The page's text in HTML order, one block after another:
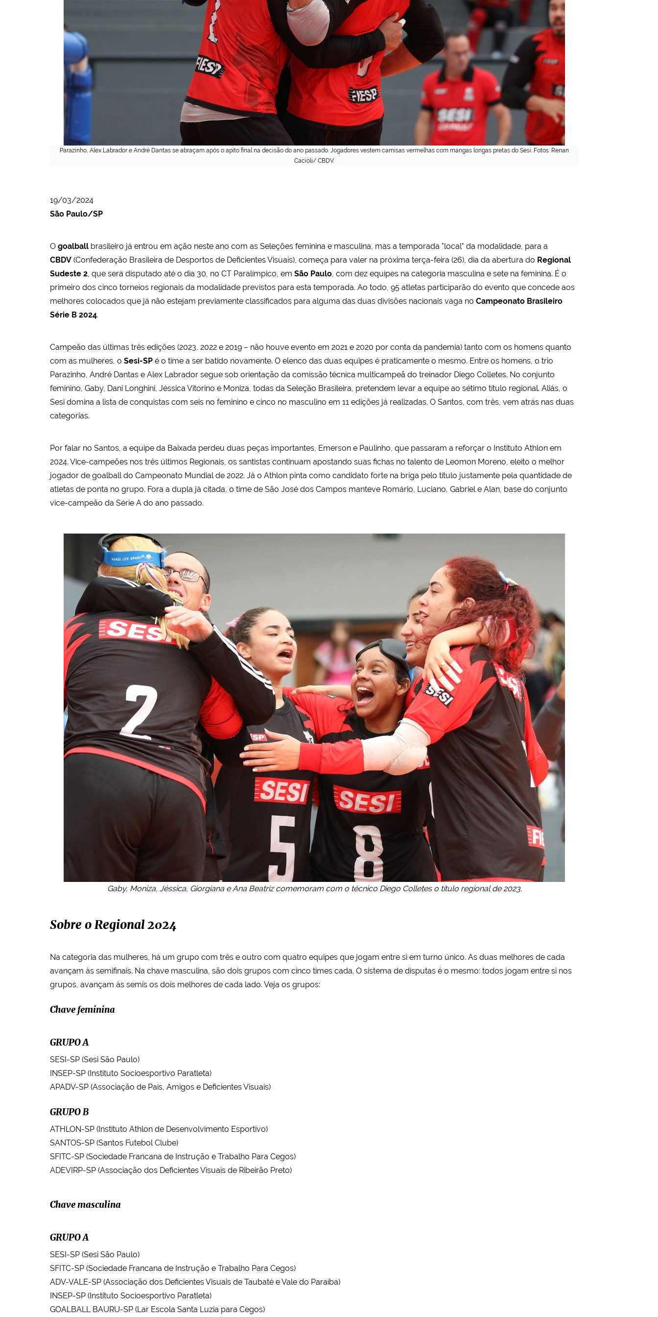
Parazinho, Alex Labrador e André Dantas se abraçam após o apito final na decisão do ano passado. Jogadores vestem camisas vermelhas com mangas longas pretas do Sesi. Fotos: Renan
Cacioli/ CBDV.
19/03/2024
São Paulo/SP
O goalball brasileiro já entrou em ação neste ano com as Seleções feminina e masculina, mas a temporada "local" da modalidade, para a
CBDV (Confederação Brasileira de Desportos de Deficientes Visuais), começa para valer na próxima terça-feira (26), dia da abertura do Regional
Sudeste 2, que será disputado até o dia 30, no CT Paralímpico, em São Paulo, com dez equipes na categoria masculina e sete na feminina. É o
primeiro dos cinco torneios regionais da modalidade previstos para esta temporada. Ao todo, 95 atletas participarão do evento que concede aos
melhores colocados que já não estejam previamente classificados para alguma das duas divisões nacionais vaga no Campeonato Brasileiro
Série B 2024.
Campeão das últimas três edições (2023, 2022 e 2019 – não houve evento em 2021 e 2020 por conta da pandemia) tanto com os homens quanto
com as mulheres, o Sesi-SP é o time a ser batido novamente. O elenco das duas equipes é praticamente o mesmo. Entre os homens, o trio
Parazinho, André Dantas e Alex Labrador segue sob orientação da comissão técnica multicampeã do treinador Diego Colletes. No conjunto
feminino, Gaby, Dani Longhini, Jéssica Vitorino e Moniza, todas da Seleção Brasileira, pretendem levar a equipe ao sétimo título regional. Aliás, o
Sesi domina a lista de conquistas com seis no feminino e cinco no masculino em 11 edições já realizadas. O Santos, com três, vem atrás nas duas
categorias.
Por falar no Santos, a equipe da Baixada perdeu duas peças importantes, Emerson e Paulinho, que passaram a reforçar o Instituto Athlon em
2024. Vice-campeões nos três últimos Regionais, os santistas continuam apostando suas fichas no talento de Leomon Moreno, eleito o melhor
jogador de goalball do Campeonato Mundial de 2022. Já o Athlon pinta como candidato forte na briga pelo título justamente pela quantidade de
atletas de ponta no grupo. Fora a dupla já citada, o time de São José dos Campos manteve Romário, Luciano, Gabriel e Alan, base do conjunto
vice-campeão da Série A do ano passado.
Gaby, Moniza, Jéssica, Giorgiana e Ana Beatriz comemoram com o técnico Diego Colletes o título regional de 2023.
Sobre o Regional 2024
Na categoria das mulheres, há um grupo com três e outro com quatro equipes que jogam entre si em turno único. As duas melhores de cada
avançam às semifinais. Na chave masculina, são dois grupos com cinco times cada. O sistema de disputas é o mesmo: todos jogam entre si nos
grupos, avançam às semis os dois melhores de cada lado. Veja os grupos:
Chave feminina
GRUPO A
SESI-SP (Sesi São Paulo)
INSEP-SP (Instituto Socioesportivo Paratleta)
APADV-SP (Associação de Pais, Amigos e Deficientes Visuais)
GRUPO B
ATHLON-SP (Instituto Athlon de Desenvolvimento Esportivo)
SANTOS-SP (Santos Futebol Clube)
SFITC-SP (Sociedade Francana de Instrução e Trabalho Para Cegos)
ADEVIRP-SP (Associação dos Deficientes Visuais de Ribeirão Preto)
Chave masculina
GRUPO A
SESI-SP (Sesi São Paulo)
SFITC-SP (Sociedade Francana de Instrução e Trabalho Para Cegos)
ADV-VALE-SP (Associação dos Deficientes Visuais de Taubaté e Vale do Paraíba)
INSEP-SP (Instituto Socioesportivo Paratleta)
GOALBALL BAURU-SP (Lar Escola Santa Luzia para Cegos)